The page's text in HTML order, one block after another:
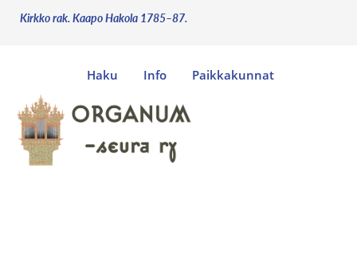
Kirkko rak. Kaapo Hakola 1785–87.
Haku Info Paikkakunnat